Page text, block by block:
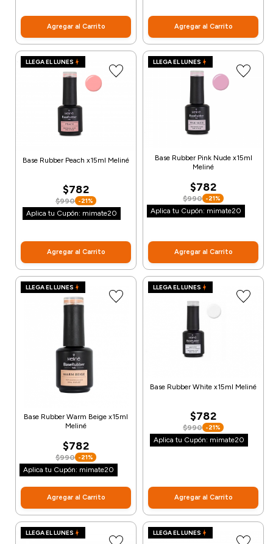
Agregar al Carrito Agregar al Carrito
LLEGA EL LUNES
Base Rubber Peach x15ml Meliné
$782
$990 -21%
Aplica tu Cupón: mimate20
Agregar al Carrito
LLEGA EL LUNES
Base Rubber Pink Nude x15ml
Meliné
$782
$990 -21%
Aplica tu Cupón: mimate20
Agregar al Carrito
LLEGA EL LUNES
Base Rubber Warm Beige x15ml
Meliné
$782
$990 -21%
Aplica tu Cupón: mimate20
Agregar al Carrito
LLEGA EL LUNES
Base Rubber White x15ml Meliné
$782
$990 -21%
Aplica tu Cupón: mimate20
Agregar al Carrito
LLEGA EL LUNES LLEGA EL LUNES